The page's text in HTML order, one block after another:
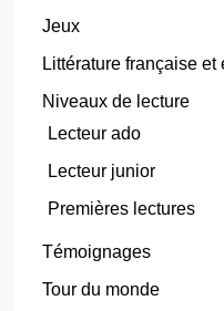
Jeux
Littérature française et
Niveaux de lecture
Lecteur ado
Lecteur junior
Premières lectures
Témoignages
Tour du monde